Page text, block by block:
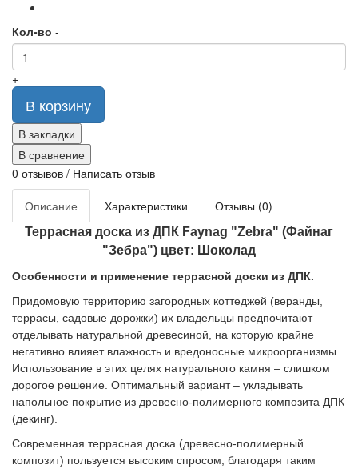
Кол-во -
+
В корзину
В закладки
В сравнение
0 отзывов / Написать отзыв
Описание Характеристики Отзывы (0)
Террасная доска из ДПК Faynag "Zebra" (Файнаг
"Зебра") цвет: Шоколад
Особенности и применение террасной доски из ДПК.
Придомовую территорию загородных коттеджей (веранды,
террасы, садовые дорожки) их владельцы предпочитают
отделывать натуральной древесиной, на которую крайне
негативно влияет влажность и вредоносные микроорганизмы.
Использование в этих целях натурального камня – слишком
дорогое решение. Оптимальный вариант – укладывать
напольное покрытие из древесно-полимерного композита ДПК
(декинг).
Современная террасная доска (древесно-полимерный
композит) пользуется высоким спросом, благодаря таким